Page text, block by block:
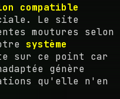
compatible
Le site
moutures selon
système
sur ce point car
génère
qu'elle n'en